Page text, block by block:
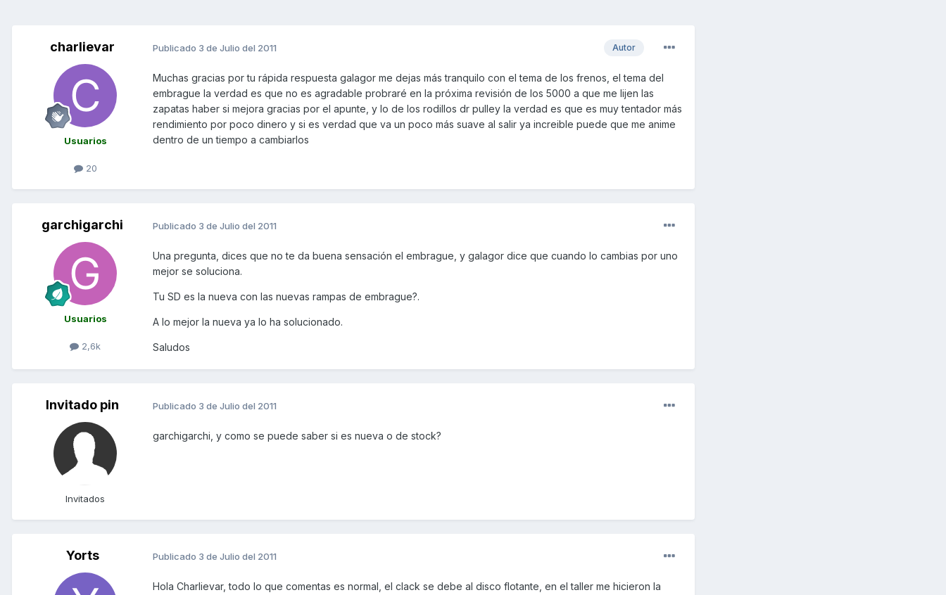
charlievar
Usuarios
20
Autor
Publicado 3 de Julio del 2011
Muchas gracias por tu rápida respuesta galagor me dejas más tranquilo con el tema de los frenos, el tema del
embrague la verdad es que no es agradable probraré en la próxima revisión de los 5000 a que me lijen las
zapatas haber si mejora gracias por el apunte, y lo de los rodillos dr pulley la verdad es que es muy tentador más
rendimiento por poco dinero y si es verdad que va un poco más suave al salir ya increible puede que me anime
dentro de un tiempo a cambiarlos
garchigarchi
Usuarios
2,6k
Publicado 3 de Julio del 2011
Una pregunta, dices que no te da buena sensación el embrague, y galagor dice que cuando lo cambias por uno
mejor se soluciona.
Tu SD es la nueva con las nuevas rampas de embrague?.
A lo mejor la nueva ya lo ha solucionado.
Saludos
Invitado pin
Invitados
Publicado 3 de Julio del 2011
garchigarchi, y como se puede saber si es nueva o de stock?
Yorts Publicado 3 de Julio del 2011
Hola Charlievar, todo lo que comentas es normal, el clack se debe al disco flotante, en el taller me hicieron la